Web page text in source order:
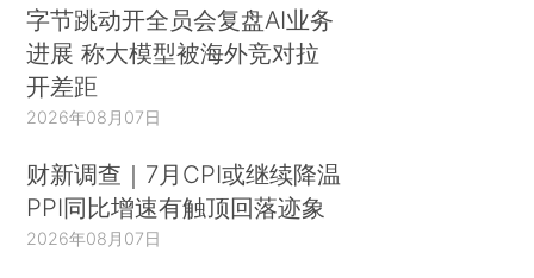
字节跳动开全员会复盘AI业务
进展 称大模型被海外竞对拉
开差距
2026年08月07日
财新调查｜7月CPI或继续降温
PPI同比增速有触顶回落迹象
2026年08月07日